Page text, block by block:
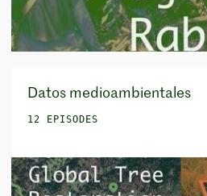
Datos medioambientales
12 EPISODES